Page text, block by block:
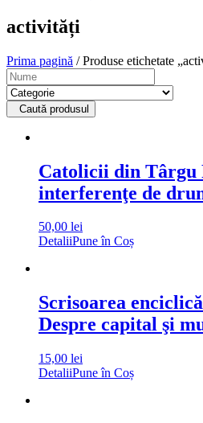
activități
Prima pagină / Produse etichetate
Caută produsul
Catolicii din Târgu
interferenţe de
50,00 lei
DetaliiPune în Coș
Scrisoarea
Despre capital şi
15,00 lei
DetaliiPune în Coș